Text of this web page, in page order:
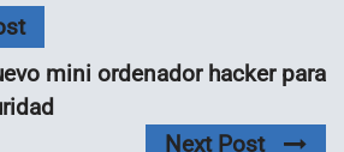
mini ordenador hacker para
Next Post